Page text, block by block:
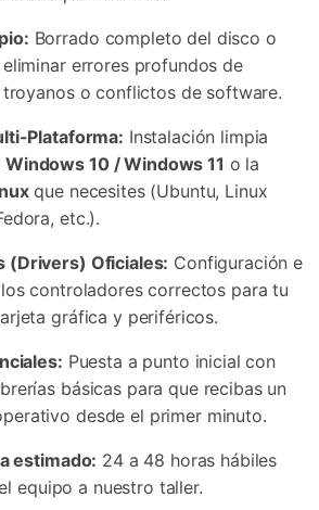
Borrado completo del disco o
errores profundos de
troyanos o conflictos de software.
Plataforma: Instalación limpia
Windows 10 / Windows 11 o la
que necesites (Ubuntu, Linux
etc.).
(Drivers) Oficiales: Configuración e
controladores correctos para tu
gráfica y periféricos.
Puesta a punto inicial con
básicas para que recibas un
desde el primer minuto.
estimado: 24 a 48 horas hábiles
equipo a nuestro taller.